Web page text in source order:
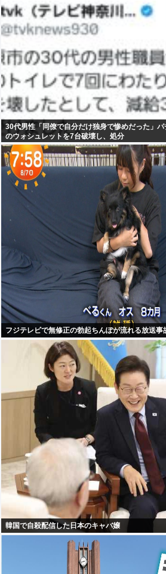
30代男性「同僚で自分だけ独身で惨めだった」
のウォシュレットを7台破壊し、処分
フジテレビで無修正の勃起ちんぽが流れる放送事
韓国で自殺配信した日本のキャバ嬢